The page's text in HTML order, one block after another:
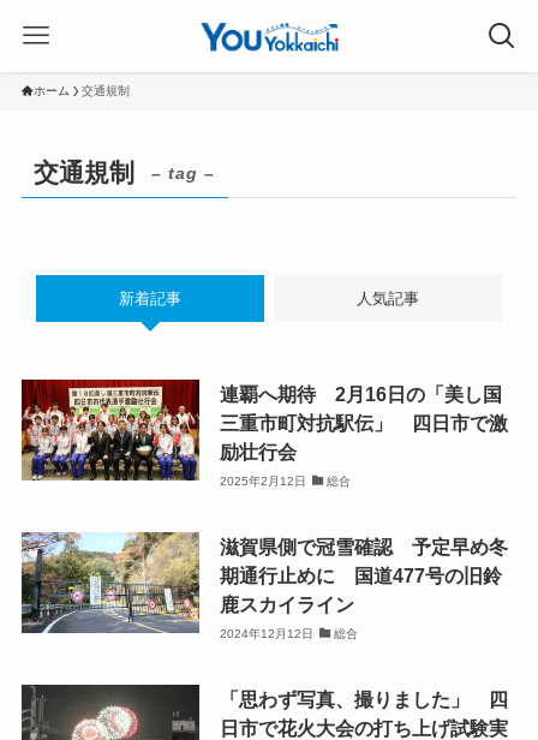
ホーム 交通規制
交通規制 – tag –
新着記事 人気記事
連覇へ期待 2月16日の「美し国
三重市町対抗駅伝」 四日市で激
励壮行会
2025年2月12日 総合
滋賀県側で冠雪確認 予定早め冬
期通行止めに 国道477号の旧鈴
鹿スカイライン
2024年12月12日 総合
「思わず写真、撮りました」 四
日市で花火大会の打ち上げ試験実